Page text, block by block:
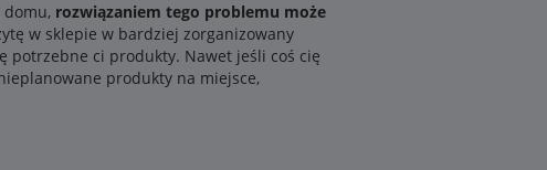
domu, rozwiązaniem tego problemu może
w sklepie w bardziej zorganizowany
potrzebne ci produkty. Nawet jeśli coś cię
produkty na miejsce,